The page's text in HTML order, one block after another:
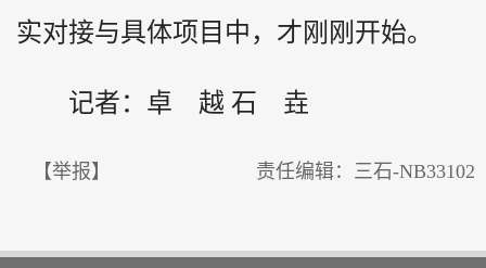
实对接与具体项目中，才刚刚开始。
记者：卓 越 石 垚
【举报】 责任编辑：三石-NB33102